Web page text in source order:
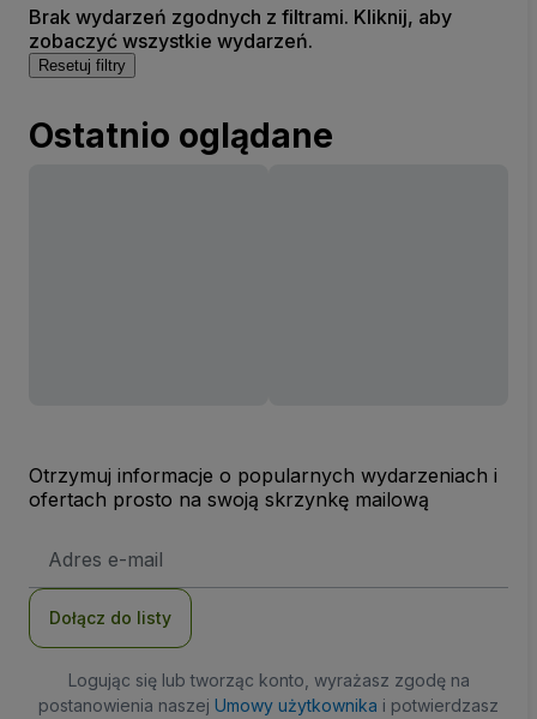
Brak wydarzeń zgodnych z filtrami. Kliknij, aby
zobaczyć wszystkie wydarzeń.
Resetuj filtry
Ostatnio oglądane
Otrzymuj informacje o popularnych wydarzeniach i
ofertach prosto na swoją skrzynkę mailową
e-
Dołącz do listy
Logując się lub tworząc konto, wyrażasz zgodę na
postanowienia naszej Umowy użytkownika i potwierdzasz